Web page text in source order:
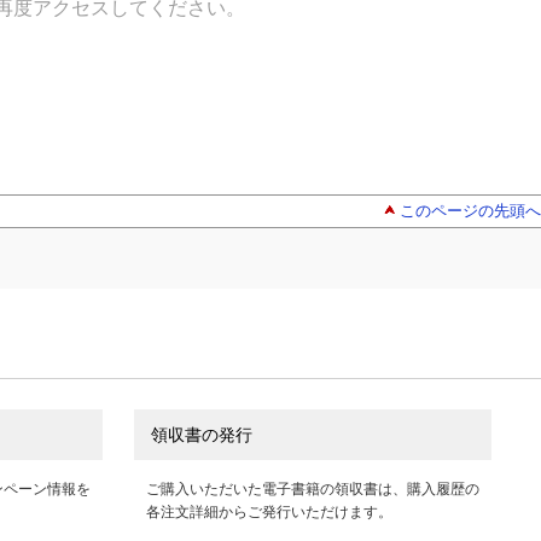
アクセスしてください。
このページの先頭へ
ーン情報を
領収書の発行
ご購入いただいた電子書籍の領収書は、購入履歴の
各注文詳細からご発行いただけます。